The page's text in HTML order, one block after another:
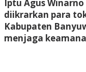
Iptu Agus
diikrarkan para
Kabupaten
menjaga